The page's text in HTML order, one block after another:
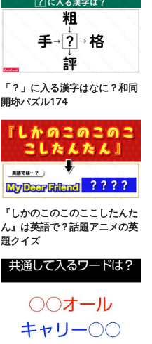
「？」に入る漢字はなに？和同
開珎パズル174
『しかのこのこのここしたんた
ん』は英語で？話題アニメの英
題クイズ